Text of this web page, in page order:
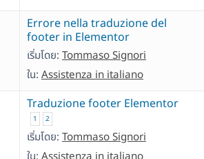
Errore nella traduzione del
footer in Elementor
เริ่มโดย: Tommaso Signori
ใน: Assistenza in italiano
Traduzione footer Elementor
1 2
เริ่มโดย: Tommaso Signori